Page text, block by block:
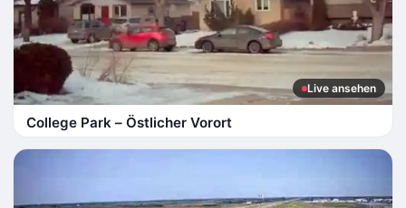
Live ansehen
College Park – Östlicher Vorort